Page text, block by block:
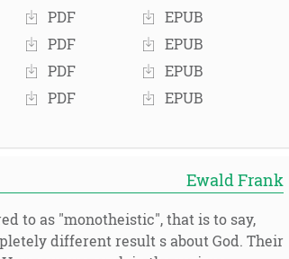
PDF
EPUB
PDF
EPUB
PDF
EPUB
PDF EPUB
Ewald Frank
to as "monotheistic", that is to say,
different result s about God. Their